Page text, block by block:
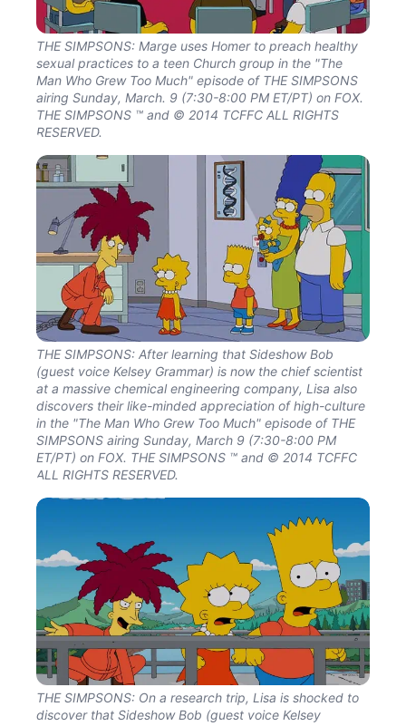
THE SIMPSONS: Marge uses Homer to preach healthy
sexual practices to a teen Church group in the "The
Man Who Grew Too Much" episode of THE SIMPSONS
airing Sunday, March. 9 (7:30-8:00 PM ET/PT) on FOX.
THE SIMPSONS ™ and © 2014 TCFFC ALL RIGHTS
RESERVED.
THE SIMPSONS: After learning that Sideshow Bob
(guest voice Kelsey Grammar) is now the chief scientist
at a massive chemical engineering company, Lisa also
discovers their like-minded appreciation of high-culture
in the "The Man Who Grew Too Much" episode of THE
SIMPSONS airing Sunday, March 9 (7:30-8:00 PM
ET/PT) on FOX. THE SIMPSONS ™ and © 2014 TCFFC
ALL RIGHTS RESERVED.
THE SIMPSONS: On a research trip, Lisa is shocked to
discover that Sideshow Bob (guest voice Kelsey